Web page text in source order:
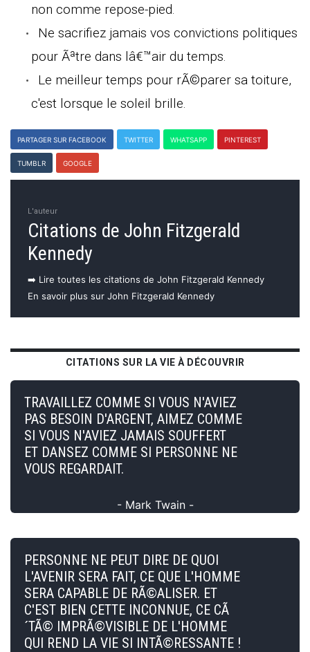
non comme repose-pied.
Ne sacrifiez jamais vos convictions politiques
pour Ãªtre dans lâ€™air du temps.
Le meilleur temps pour rÃ©parer sa toiture,
c'est lorsque le soleil brille.
PARTAGER SUR FACEBOOK TWITTER WHATSAPP PINTEREST
TUMBLR GOOGLE
L'auteur
Citations de John Fitzgerald
Kennedy
➡️ Lire toutes les citations de John Fitzgerald Kennedy
En savoir plus sur John Fitzgerald Kennedy
CITATIONS SUR LA VIE À DÉCOUVRIR
TRAVAILLEZ COMME SI VOUS N'AVIEZ
PAS BESOIN D'ARGENT, AIMEZ COMME
SI VOUS N'AVIEZ JAMAIS SOUFFERT
ET DANSEZ COMME SI PERSONNE NE
VOUS REGARDAIT.
- Mark Twain -
PERSONNE NE PEUT DIRE DE QUOI
L'AVENIR SERA FAIT, CE QUE L'HOMME
SERA CAPABLE DE RÃ©ALISER. ET
C'EST BIEN CETTE INCONNUE, CE CÃ
´TÃ© IMPRÃ©VISIBLE DE L'HOMME
QUI REND LA VIE SI INTÃ©RESSANTE !